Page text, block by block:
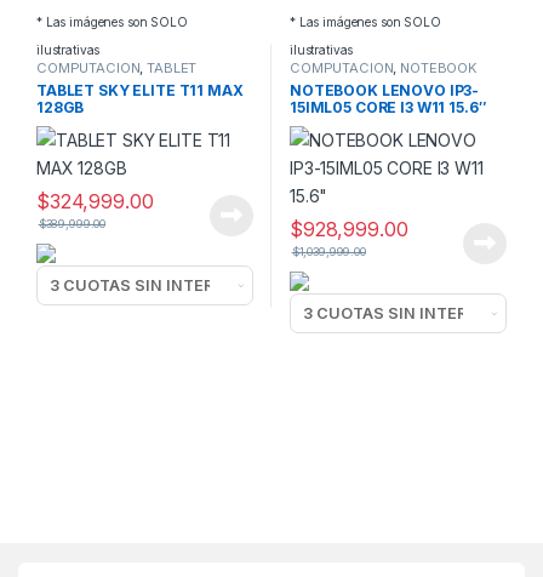
* Las imágenes son SOLO
ilustrativas
COMPUTACION,TABLET
TABLET SKY ELITE T11 MAX
128GB
$324,999.00
$389,999.00
* Las imágenes son SOLO
ilustrativas
COMPUTACION, NOTEBOOK
NOTEBOOK LENOVO IP3-
15IML05 CORE I3 W11 15.6″
$928,999.00
$1,039,999.00